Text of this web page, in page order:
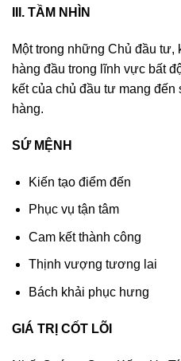
III. TẦM NHÌN
Một trong những Chủ đầu tư,
hàng đầu trong lĩnh vực bất
kết của chủ đầu tư mang
hàng.
SỨ MỆNH
Kiến tạo điểm đến
Phục vụ tận tâm
Cam kết thành công
Thịnh vượng tương lai
Bách khải phục hưng
GIÁ TRỊ CỐT LÕI